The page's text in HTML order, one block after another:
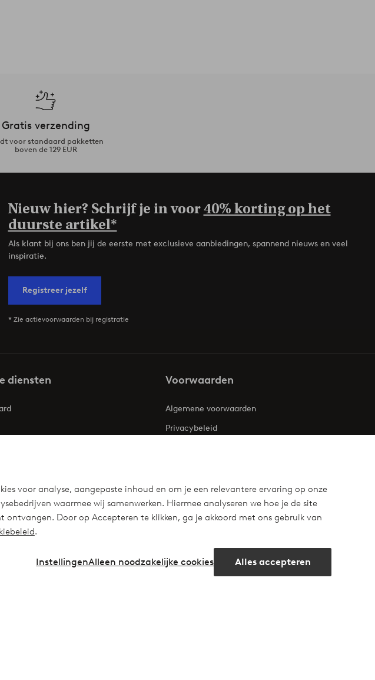
voor analyse, aangepaste inhoud en om je een relevantere ervaring op onze
waarmee wij samenwerken. Hiermee analyseren we hoe je de site
Door op Accepteren te klikken, ga je akkoord met ons gebruik van
.
Alles accepteren
Alleen noodzakelijke cookies
Instellingen
Gratis verzending
voor standaard pakketten
boven de 129 EUR
Nieuw hier? Schrijf je in voor40% korting op het
duurste artikel*
Als klant bij ons ben jij de eerste met exclusieve aanbiedingen, spannend nieuws en veel
inspiratie.
Registreer jezelf
* Zie actievoorwaarden bij registratie
diensten Voorwaarden
Algemene voorwaarden
Privacybeleid